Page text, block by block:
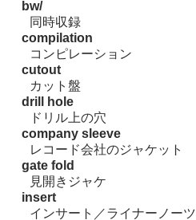
bw/
同時収録
compilation
コンピレーション
cutout
カット盤
drill hole
ドリル上の穴
company sleeve
レコード会社のジャケット
gate fold
見開きジャケ
insert
インサート／ライナーノーツ